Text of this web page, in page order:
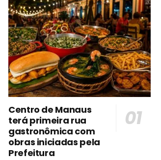
Centro de Manaus
terá primeira rua
gastronômica com
obras iniciadas pela
Prefeitura